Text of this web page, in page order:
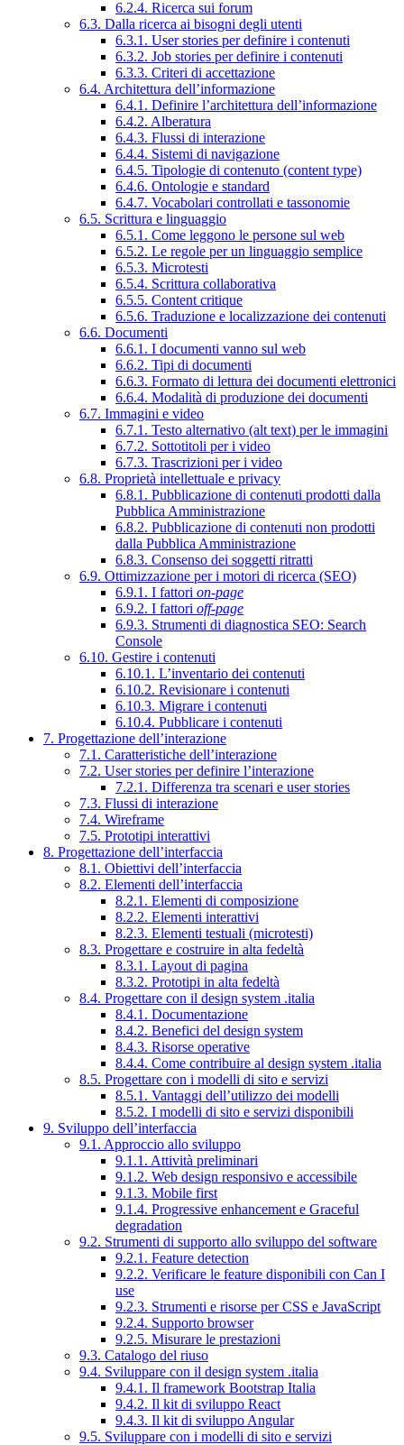
6.2.4. Ricerca sui forum
6.3. Dalla ricerca ai bisogni degli utenti
6.3.1. User stories per definire i contenuti
6.3.2. Job stories per definire i contenuti
6.3.3. Criteri di accettazione
6.4. Architettura dell’informazione
6.4.1. Definire l’architettura dell’informazione
6.4.2. Alberatura
6.4.3. Flussi di interazione
6.4.4. Sistemi di navigazione
6.4.5. Tipologie di contenuto (content type)
6.4.6. Ontologie e standard
6.4.7. Vocabolari controllati e tassonomie
6.5. Scrittura e linguaggio
6.5.1. Come leggono le persone sul web
6.5.2. Le regole per un linguaggio semplice
6.5.3. Microtesti
6.5.4. Scrittura collaborativa
6.5.5. Content critique
6.5.6. Traduzione e localizzazione dei contenuti
6.6. Documenti
6.6.1. I documenti vanno sul web
6.6.2. Tipi di documenti
6.6.3. Formato di lettura dei documenti elettronici
6.6.4. Modalità di produzione dei documenti
6.7. Immagini e video
6.7.1. Testo alternativo (alt text) per le immagini
6.7.2. Sottotitoli per i video
6.7.3. Trascrizioni per i video
6.8. Proprietà intellettuale e privacy
6.8.1. Pubblicazione di contenuti prodotti dalla
Pubblica Amministrazione
6.8.2. Pubblicazione di contenuti non prodotti
dalla Pubblica Amministrazione
6.8.3. Consenso dei soggetti ritratti
6.9. Ottimizzazione per i motori di ricerca (SEO)
6.9.1. I fattori on-page
6.9.2. I fattori off-page
6.9.3. Strumenti di diagnostica SEO: Search
Console
6.10. Gestire i contenuti
6.10.1. L’inventario dei contenuti
6.10.2. Revisionare i contenuti
6.10.3. Migrare i contenuti
6.10.4. Pubblicare i contenuti
7. Progettazione dell’interazione
7.1. Caratteristiche dell’interazione
7.2. User stories per definire l’interazione
7.2.1. Differenza tra scenari e user stories
7.3. Flussi di interazione
7.4. Wireframe
7.5. Prototipi interattivi
8. Progettazione dell’interfaccia
8.1. Obiettivi dell’interfaccia
8.2. Elementi dell’interfaccia
8.2.1. Elementi di composizione
8.2.2. Elementi interattivi
8.2.3. Elementi testuali (microtesti)
8.3. Progettare e costruire in alta fedeltà
8.3.1. Layout di pagina
8.3.2. Prototipi in alta fedeltà
8.4. Progettare con il design system .italia
8.4.1. Documentazione
8.4.2. Benefici del design system
8.4.3. Risorse operative
8.4.4. Come contribuire al design system .italia
8.5. Progettare con i modelli di sito e servizi
8.5.1. Vantaggi dell’utilizzo dei modelli
8.5.2. I modelli di sito e servizi disponibili
9. Sviluppo dell’interfaccia
9.1. Approccio allo sviluppo
9.1.1. Attività preliminari
9.1.2. Web design responsivo e accessibile
9.1.3. Mobile first
9.1.4. Progressive enhancement e Graceful
degradation
9.2. Strumenti di supporto allo sviluppo del software
9.2.1. Feature detection
9.2.2. Verificare le feature disponibili con Can I
use
9.2.3. Strumenti e risorse per CSS e JavaScript
9.2.4. Supporto browser
9.2.5. Misurare le prestazioni
9.3. Catalogo del riuso
9.4. Sviluppare con il design system .italia
9.4.1. Il framework Bootstrap Italia
9.4.2. Il kit di sviluppo React
9.4.3. Il kit di sviluppo Angular
9.5. Sviluppare con i modelli di sito e servizi